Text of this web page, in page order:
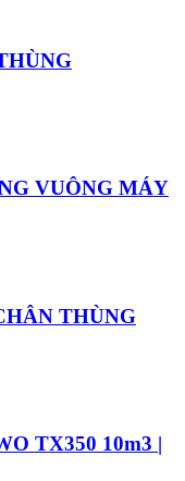
VUÔNG MÁY
THÙNG
TX350 10m3 |